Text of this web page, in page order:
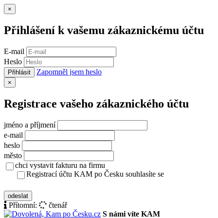
×
Přihlášení k vašemu zákaznickému účtu
E-mail
Heslo
Přihlásit Zapomněl jsem heslo
×
Registrace vašeho zákaznického účtu
jméno a příjmení
e-mail
heslo
město
chci vystavit fakturu na firmu
Registrací účtu KAM po Česku souhlasíte se
odeslat
Přítomní:
čtenář
S námi víte KAM